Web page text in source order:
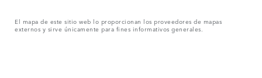
El mapa de este sitio web lo proporcionan los proveedores de mapas
externos y sirve únicamente para fines informativos generales.